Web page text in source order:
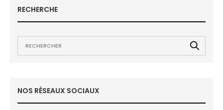
RECHERCHE
NOS RÉSEAUX SOCIAUX